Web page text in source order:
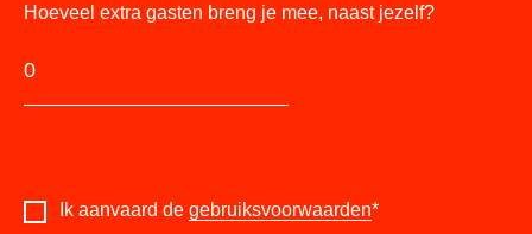
Hoeveel extra gasten breng je mee, naast jezelf?
Ik aanvaard de gebruiksvoorwaarden*